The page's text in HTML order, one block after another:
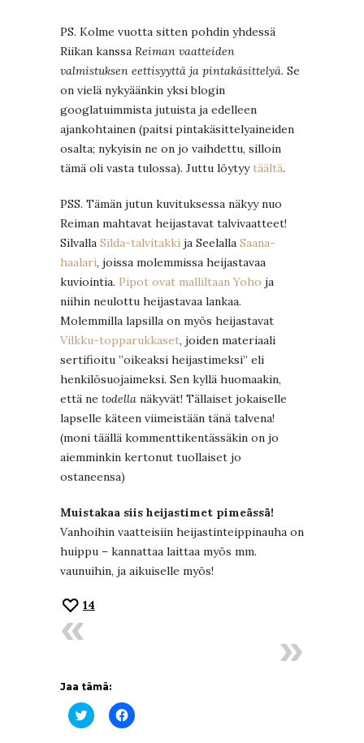
PS. Kolme vuotta sitten pohdin yhdessä
Riikan kanssa Reiman vaatteiden
valmistuksen eettisyyttä ja pintakäsittelyä. Se
on vielä nykyäänkin yksi blogin
googlatuimmista jutuista ja edelleen
ajankohtainen (paitsi pintakäsittelyaineiden
osalta; nykyisin ne on jo vaihdettu, silloin
tämä oli vasta tulossa). Juttu löytyytäältä.
PSS. Tämän jutun kuvituksessa näkyy nuo
Reiman mahtavat heijastavat talvivaatteet!
Silvalla Silda-talvitakki ja Seelalla Saana-
haalari, joissa molemmissa heijastavaa
kuviointia. Pipot ovat malliltaan Yoho ja
niihin neulottu heijastavaa lankaa.
Molemmilla lapsilla on myös heijastavat
Vilkku-topparukkaset, joiden materiaali
sertifioitu ”oikeaksi heijastimeksi” eli
henkilösuojaimeksi. Sen kyllä huomaakin,
että ne todella näkyvät! Tällaiset jokaiselle
lapselle käteen viimeistään tänä talvena!
(moni täällä kommenttikentässäkin on jo
aiemminkin kertonut tuollaiset jo
ostaneensa)
Muistakaa siis heijastimet pimeässä!
Vanhoihin vaatteisiin heijastinteippinauha on
huippu – kannattaa laittaa myös mm.
vaunuihin, ja aikuiselle myös!
14
Jaa tämä:
Jaa
Twitterissä(Avautuu
Jaa
Facebookissa(Avautuu